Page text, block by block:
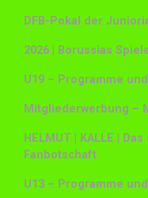
DFB-Pokal der
2026 | Borussias
U19 – Programme
Mitgliederwerbung –
HELMUT | KALLE |
Fanbotschaft
U13 – Programme